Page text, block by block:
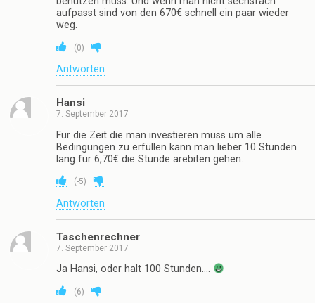
aufpasst sind von den 670€ schnell ein paar wieder
weg.
(0)
Antworten
Hansi
7. September 2017
Für die Zeit die man investieren muss um alle
Bedingungen zu erfüllen kann man lieber 10 Stunden
lang für 6,70€ die Stunde arebiten gehen.
(-5)
Antworten
Taschenrechner
7. September 2017
Ja Hansi, oder halt 100 Stunden….
(6)